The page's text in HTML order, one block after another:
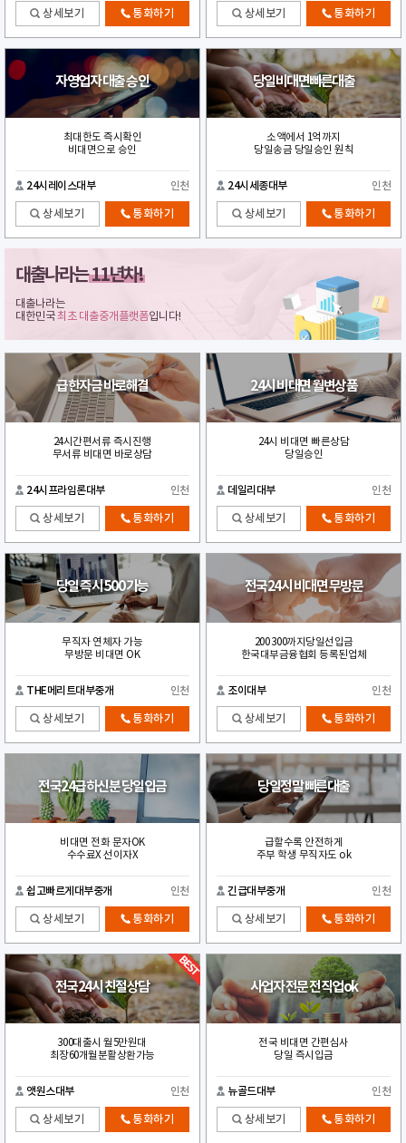
상세보기 통화하기 상세보기 통화하기
자영업자 대출 승인
최대한도 즉시확인
비대면으로 승인
24시레이스대부 인천
상세보기 통화하기
당일비대면빠른대출
소액에서 1억까지
당일송금 당일승인 원칙
24시세종대부 인천
상세보기 통화하기
대출나라는11년차!
대출나라는
대한민국최초 대출중개플랫폼입니다!
급한자금 바로해결
24시간편서류 즉시진행
무서류 비대면 바로상담
24시프라임론대부 인천
상세보기 통화하기
24시 비대면 월변상품
24시 비대면 빠른상담
당일승인
데일리대부 인천
상세보기 통화하기
당일 즉시 500 가능
무직자 연체자 가능
무방문 비대면 OK
THE메리트대부중개 인천
상세보기 통화하기
전국24시 비대면 무방문
200 300까지당일선입금
한국대부금융협회 등록된업체
조이대부 인천
상세보기 통화하기
전국24급하신분 당일입금
비대면 전화 문자OK
수수료X 선이자X
쉽고빠르게대부중개 인천
상세보기 통화하기
당일정말 빠른대출
급할수록 안전하게
주부 학생 무직자도 ok
긴급대부중개 인천
상세보기 통화하기
전국24시 친절상담
300대출시 월5만원대
최장60개월분활상환가능
앳원스대부 인천
상세보기 통화하기
사업자 전문 전직업ok
전국 비대면 간편심사
당일 즉시입금
뉴골드대부 인천
상세보기 통화하기